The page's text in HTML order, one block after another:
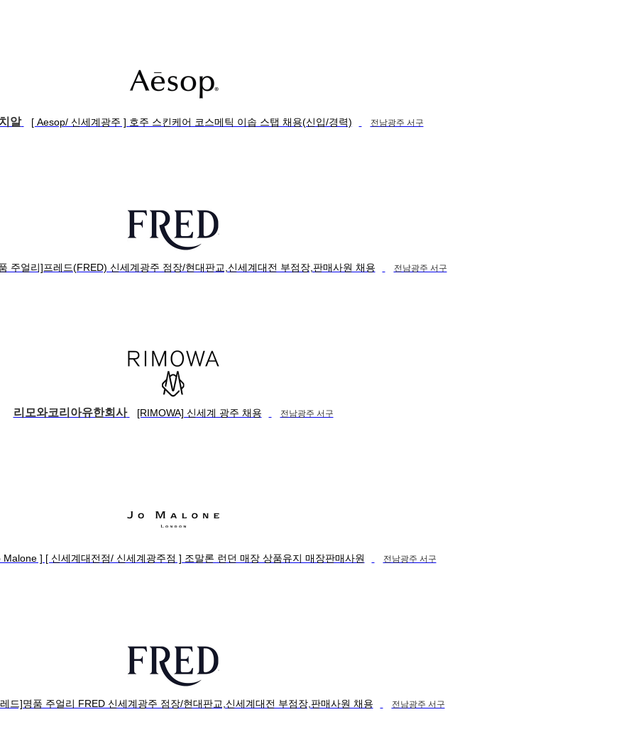
알 [ Aesop/ 신세계광주 ] 호주 스킨케어 코스메틱 이솝 스탭 채용(신입/경력) 전남광주 서구
주얼리]프레드(FRED) 신세계광주 점장/현대판교,신세계대전 부점장,판매사원 채용 전남광주 서구
리모와코리아유한회사 [RIMOWA] 신세계 광주 채용 전남광주 서구
Malone ] [ 신세계대전점/ 신세계광주점 ] 조말론 런던 매장 상품유지 매장판매사원 전남광주 서구
드]명품 주얼리 FRED 신세계광주 점장/현대판교,신세계대전 부점장,판매사원 채용 전남광주 서구